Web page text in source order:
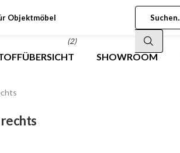
Objektmöbel
(2)
SHOWROOM